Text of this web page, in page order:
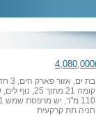
בת ים, אזור פארק הים, 3 חדרי שינה + סלון
קומה 21 מתוך 25, נוף לים, שטח דירה
110 מ"ר, יש מרפסת שמש 1 12 מ"ר
חניה תת קרקעית